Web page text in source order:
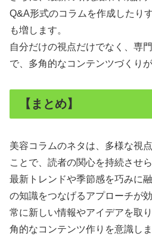
Q&A形式のコラムを作成したり
も増します。
自分だけの視点だけでなく、専
で、多角的なコンテンツづくりが
【まとめ】
美容コラムのネタは、多様な視
ことで、読者の関心を持続させら
最新トレンドや季節感を巧みに
の知識をつなげるアプローチが効
常に新しい情報やアイデアを取
角的なコンテンツ作りを意識しま